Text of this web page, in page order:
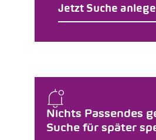
Nichts Passendes
Suche für später
Jetzt Suche